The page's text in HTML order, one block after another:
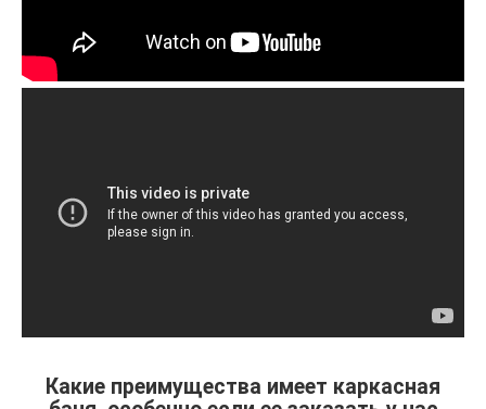
Какие преимущества имеет каркасная